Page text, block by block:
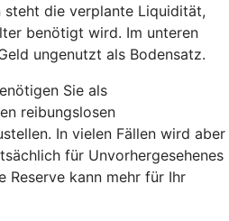
steht die verplante Liquidität,
benötigt wird. Im unteren
ungenutzt als Bodensatz.
Sie als
reibungslosen
In vielen Fällen wird aber
für Unvorhergesehenes
Reserve kann mehr für Ihr